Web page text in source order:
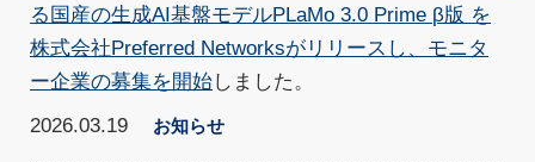
る国産の生成AI基盤モデルPLaMo 3.0 Prime β版 を
株式会社Preferred Networksがリリースし、モニタ
ー企業の募集を開始しました。
2026.03.19
お知らせ